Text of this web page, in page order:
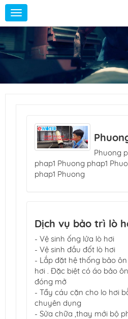
Toggle
navigation
Phuong
phap1 Phuong phap1
phap1 Phuong
Dịch vụ bảo trì lò
- Vệ sinh ống lửa lò hơi
- Vệ sinh đầu đốt lò hơi
- Lắp đặt hệ thống bảo
hơi . Đặc biệt có áo bảo
đóng mở
- Tẩy cáu cặn cho lo hơi
chuyên dụng
- Sửa chữa ,thay mới bộ